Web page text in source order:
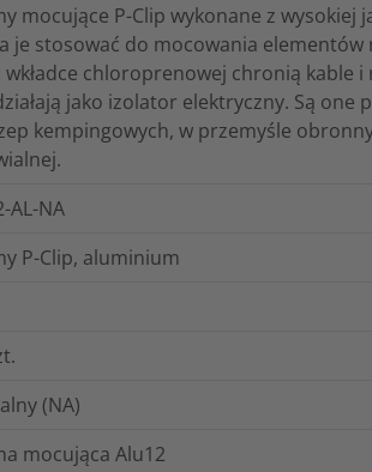
mocujące P-Clip wykonane z wysokiej
je stosować do mocowania
wkładce chloroprenowej chronią kable
jako izolator elektryczny. Są
kempingowych, w przemyśle
AL-NA
P-Clip, aluminium
(NA)
mocująca Alu12